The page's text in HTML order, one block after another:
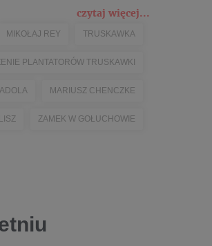
czytaj więcej...
MIKOŁAJ REY TRUSKAWKA
PLANTATORÓW TRUSKAWKI
MARIUSZ CHENCZKE
ZAMEK W GOŁUCHOWIE